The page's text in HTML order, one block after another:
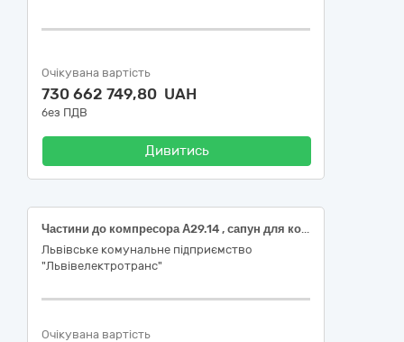
Очікувана вартість
730 662 749,80 UAH
без ПДВ
Дивитись
Частини до компресора А29.14 , сапун для компресора LB 50
Львівське комунальне підприємство
"Львівелектротранс"
Очікувана вартість